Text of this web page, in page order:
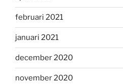
februari 2021
januari 2021
december 2020
november 2020